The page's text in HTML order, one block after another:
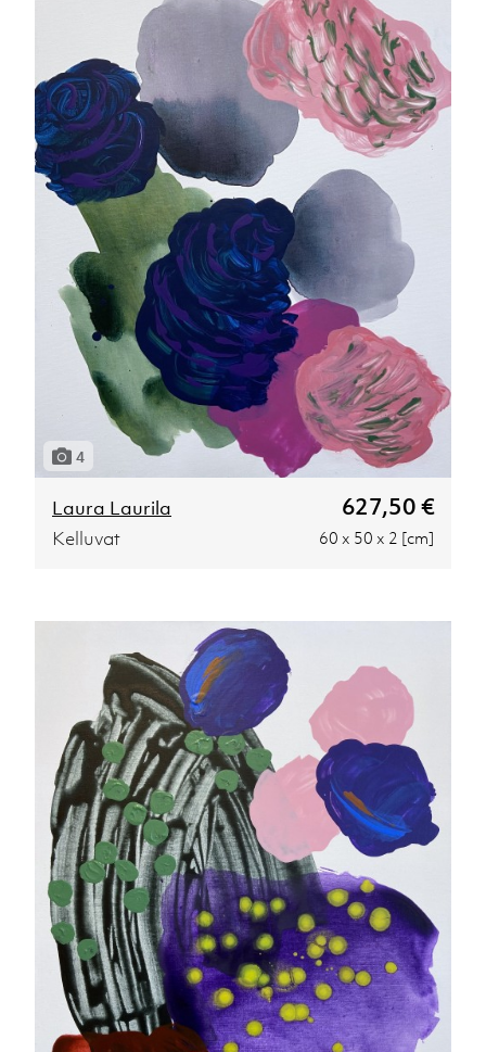
4
Laura Laurila 627,50 €
Kelluvat 60 x 50 x 2 [cm]